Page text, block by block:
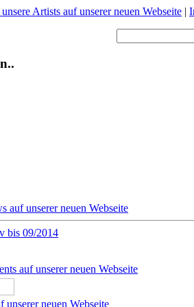
Artists auf unserer neuen Webseite |
auf unserer neuen Webseite
bis 09/2014
auf unserer neuen Webseite
unserer neuen Webseite